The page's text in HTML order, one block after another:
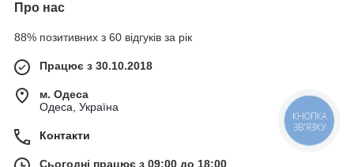
Про нас
88% позитивних з 60 відгуків за рік
Працює з 30.10.2018
м. Одеса
Одеса, Україна
Контакти
Сьогодні працює з 09:00 до 18:00
КНОПКА
ЗВ'ЯЗКУ